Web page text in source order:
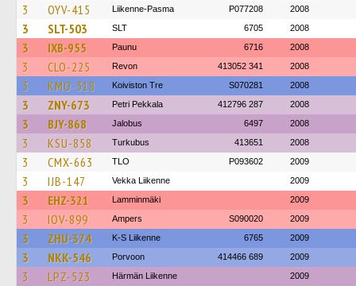
3 OYV-415 Liikenne-Pasma P077208 2008
3 SLT-503 SLT 6705 2008
3 IXB-955 Paunu 6716 2008
3 CLO-225 Revon 413052 341 2008
3 KMO-318 Koiviston Tre S070281 2008
3 ZNY-673 Petri Pekkala 412796 287 2008
3 BJY-868 Jalobus 6497 2008
3 KSU-858 Turkubus 413651 2008
3 CMX-663 TLO P093602 2009
3 IJB-147 Vekka Liikenne 2009
3 EHZ-321 Lamminmäki 2009
3 IOV-899 Ampers S090020 2009
3 ZHU-374 K-S Liikenne 6765 2009
3 NKK-546 Porvoon 414466 689 2009
3 LPZ-523 Härmän Liikenne 2009